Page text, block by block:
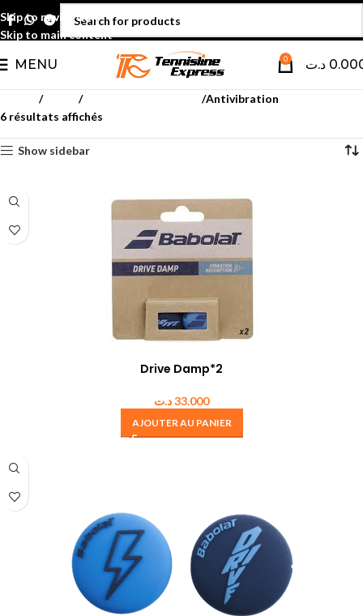
Skip to navigation
Skip to main content
MENU 0 د.ت
Tennis Accessoires Raquette
Antivibration
6 résultats affichés
Show sidebar
Drive Damp*2
33.000د.ت
AJOUTER AU PANIER